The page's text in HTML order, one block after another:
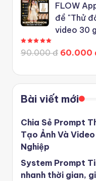
FLOW
đề "Thử
video 30
90.000 đ 60.000
Bài viết mới
Chia Sẻ Prompt
Tạo Ảnh Và
Nghiệp
System Prompt
nhanh thời gian,